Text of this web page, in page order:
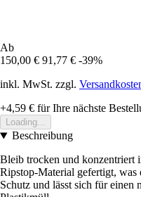
Ab
150,00 € 91,77 € -39%
inkl. MwSt. zzgl.
+4,59 € für Ihre nächste
Loading...
Beschreibung
Bleib trocken und konzentriert
Ripstop-Material gefertigt, was
Schutz und lässt sich für einen